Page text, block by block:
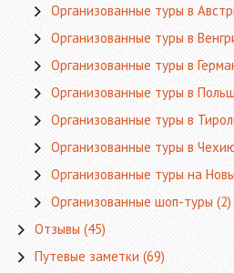
Организованные туры в
Организованные туры в
Организованные туры в
Организованные туры в
Организованные туры в
Организованные туры в
Организованные туры на
Организованные шоп-туры(2)
Отзывы(45)
Путевые заметки(69)